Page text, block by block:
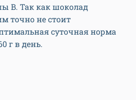
B. Так как шоколад
точно не стоит
суточная норма
г в день.